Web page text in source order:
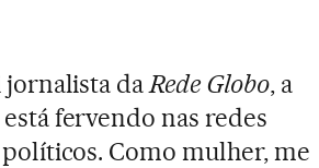
daRede Globo, a
fervendo nas redes
Como mulher, me